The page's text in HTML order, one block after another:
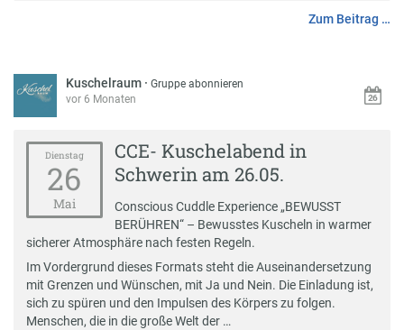
Zum Beitrag …
Kuschelraum ·Gruppe abonnieren
vor 6 Monaten
Dienstag
26
Mai
CCE- Kuschelabend in
Schwerin am 26.05.
Conscious Cuddle Experience „BEWUSST
BERÜHREN“ – Bewusstes Kuscheln in warmer
sicherer Atmosphäre nach festen Regeln.
Im Vordergrund dieses Formats steht die Auseinandersetzung
mit Grenzen und Wünschen, mit Ja und Nein. Die Einladung ist,
sich zu spüren und den Impulsen des Körpers zu folgen.
Menschen, die in die große Welt der …